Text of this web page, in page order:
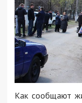
Как сообщают